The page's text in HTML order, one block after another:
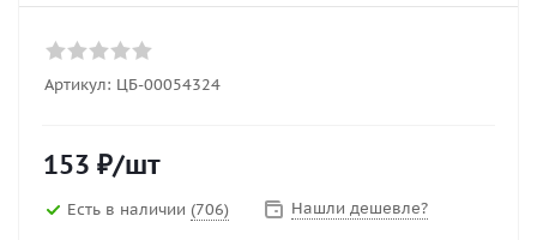
Артикул: ЦБ-00054324
153 ₽/шт
Есть в наличии (706) Нашли дешевле?